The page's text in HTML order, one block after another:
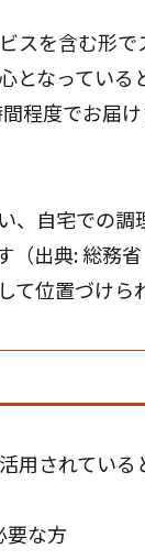
スを含む形
となってい
程度でお届
、自宅での
（出典: 総務
位置づけら
されている
要な方